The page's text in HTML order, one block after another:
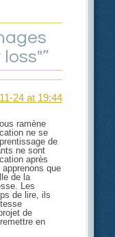
”
24 at 19:44
ramène
ne se
de
ne sont
après
que
de la
Les
de lire, ils
de
en